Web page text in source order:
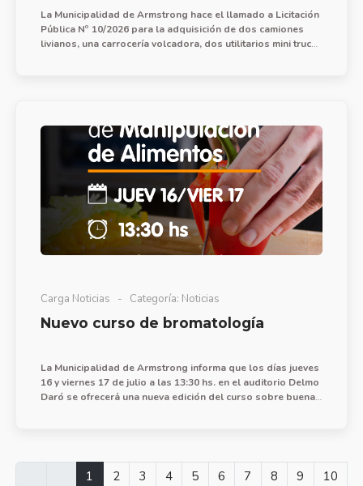
La Municipalidad de Armstrong hace el llamado a Licitación
Pública Nº 10/2026 para la adquisición de dos camiones
livianos, una carrocería volcadora, dos utilitarios mini truck,
Carga Noticias Categoría: Noticias
Nuevo curso de bromatología
La Municipalidad de Armstrong informa que los días jueves
16 y viernes 17 de julio a las 13:30 hs. en el auditorio Delmo
Daró se ofrecerá una nueva edición del curso sobre buenas
1 2 3 4 5 6 7 8 9 10